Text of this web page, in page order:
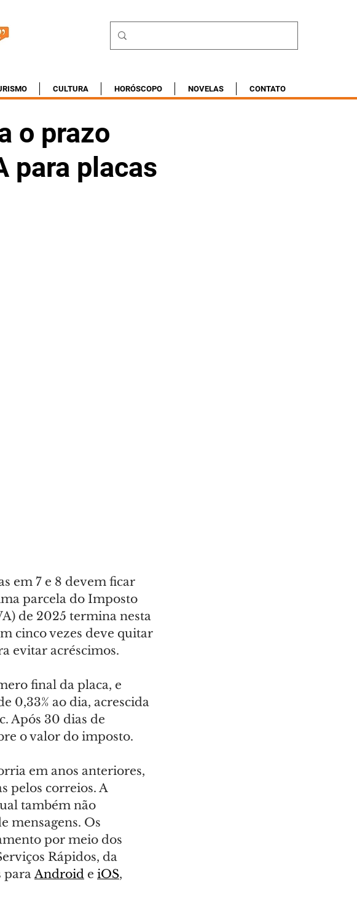
CULTURA HORÓSCOPO NOVELAS CONTATO
o prazo
para placas
em 7 e 8 devem ficar
parcela do Imposto
de 2025 termina nesta
cinco vezes deve quitar
evitar acréscimos.
final da placa, e
0,33% ao dia, acrescida
Após 30 dias de
o valor do imposto.
em anos anteriores,
pelos correios. A
também não
mensagens. Os
por meio dos
Rápidos, da
para Android e iOS,